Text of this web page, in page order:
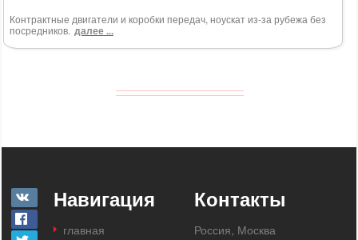
Контрактные двигатели и коробки передач, ноускат из-за рубежа без
посредников. далее ...
Навигация
главная
Контакты
Россия, Москва